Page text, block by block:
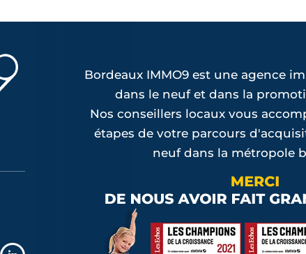
Bordeaux IMMO9 est une agence
dans le neuf et dans la
Nos conseillers locaux vous
étapes de votre parcours
neuf dans la métropole